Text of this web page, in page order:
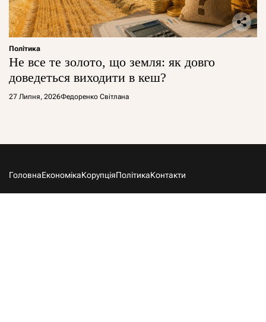
Політика
Не все те золото, що земля: як довго
доведеться виходити в кеш?
27 Липня, 2026Федоренко Світлана
ГоловнаЕкономікаКорупціяПолітикаКонтакти